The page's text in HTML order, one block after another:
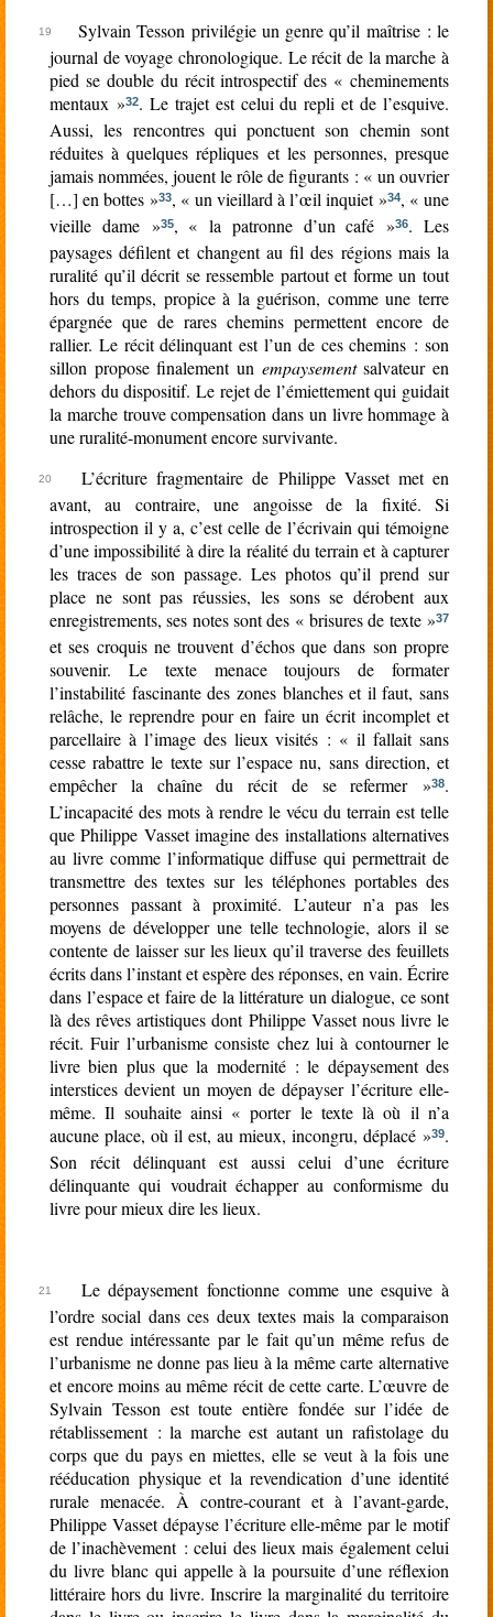
Sylvain Tesson privilégie un genre qu’il maîtrise : le
journal de voyage chronologique. Le récit de la marche à
pied se double du récit introspectif des « cheminements
mentaux »32. Le trajet est celui du repli et de l’esquive.
Aussi, les rencontres qui ponctuent son chemin sont
réduites à quelques répliques et les personnes, presque
jamais nommées, jouent le rôle de figurants : « un ouvrier
[…] en bottes »33, « un vieillard à l’œil inquiet »34, « une
vieille dame »35, « la patronne d’un café »36. Les
paysages défilent et changent au fil des régions mais la
ruralité qu’il décrit se ressemble partout et forme un tout
hors du temps, propice à la guérison, comme une terre
épargnée que de rares chemins permettent encore de
rallier. Le récit délinquant est l’un de ces chemins : son
sillon propose finalement un empaysementsalvateur en
dehors du dispositif. Le rejet de l’émiettement qui guidait
la marche trouve compensation dans un livre hommage à
une ruralité-monument encore survivante.
L’écriture fragmentaire de Philippe Vasset met en
avant, au contraire, une angoisse de la fixité. Si
introspection il y a, c’est celle de l’écrivain qui témoigne
d’une impossibilité à dire la réalité du terrain et à capturer
les traces de son passage. Les photos qu’il prend sur
place ne sont pas réussies, les sons se dérobent aux
enregistrements, ses notes sont des « brisures de texte »37
et ses croquis ne trouvent d’échos que dans son propre
souvenir. Le texte menace toujours de formater
l’instabilité fascinante des zones blanches et il faut, sans
relâche, le reprendre pour en faire un écrit incomplet et
parcellaire à l’image des lieux visités : « il fallait sans
cesse rabattre le texte sur l’espace nu, sans direction, et
empêcher la chaîne du récit de se refermer »38.
L’incapacité des mots à rendre le vécu du terrain est telle
que Philippe Vasset imagine des installations alternatives
au livre comme l’informatique diffuse qui permettrait de
transmettre des textes sur les téléphones portables des
personnes passant à proximité. L’auteur n’a pas les
moyens de développer une telle technologie, alors il se
contente de laisser sur les lieux qu’il traverse des feuillets
écrits dans l’instant et espère des réponses, en vain. Écrire
dans l’espace et faire de la littérature un dialogue, ce sont
là des rêves artistiques dont Philippe Vasset nous livre le
récit. Fuir l’urbanisme consiste chez lui à contourner le
livre bien plus que la modernité : le dépaysement des
interstices devient un moyen de dépayser l’écriture elle-
même. Il souhaite ainsi « porter le texte là où il n’a
aucune place, où il est, au mieux, incongru, déplacé »39.
Son récit délinquant est aussi celui d’une écriture
délinquante qui voudrait échapper au conformisme du
livre pour mieux dire les lieux.
Le dépaysement fonctionne comme une esquive à
l’ordre social dans ces deux textes mais la comparaison
est rendue intéressante par le fait qu’un même refus de
l’urbanisme ne donne pas lieu à la même carte alternative
et encore moins au même récit de cette carte. L’œuvre de
Sylvain Tesson est toute entière fondée sur l’idée de
rétablissement : la marche est autant un rafistolage du
corps que du pays en miettes, elle se veut à la fois une
rééducation physique et la revendication d’une identité
rurale menacée. À contre-courant et à l’avant-garde,
Philippe Vasset dépayse l’écriture elle-même par le motif
de l’inachèvement : celui des lieux mais également celui
du livre blanc qui appelle à la poursuite d’une réflexion
littéraire hors du livre. Inscrire la marginalité du territoire